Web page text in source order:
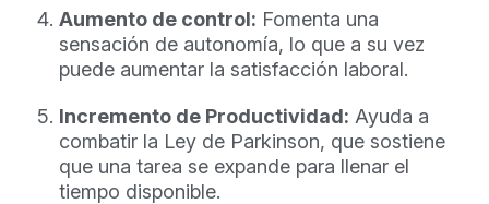
Aumento de control: Fomenta una
sensación de autonomía, lo que a su vez
puede aumentar la satisfacción laboral.
Incremento de Productividad: Ayuda a
combatir la Ley de Parkinson, que sostiene
que una tarea se expande para llenar el
tiempo disponible.